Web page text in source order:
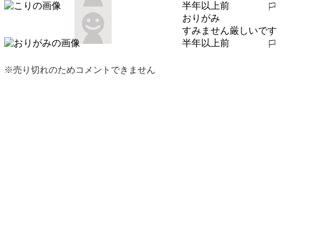
半年以上前
報告する
おりがみ
すみません厳しいです
半年以上前
報告する
※売り切れのためコメントできません